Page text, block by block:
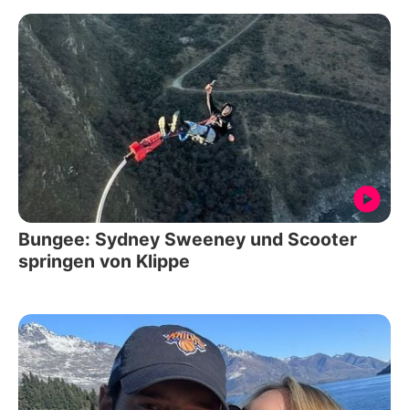
Bungee: Sydney Sweeney und Scooter
springen von Klippe